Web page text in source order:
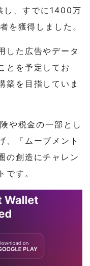
、すでに1400万
を獲得しました。
した広告やデータ
とを予定してお
築を目指していま
や税金の一部とし
、「ムーブメント
の創造にチャレン
です。